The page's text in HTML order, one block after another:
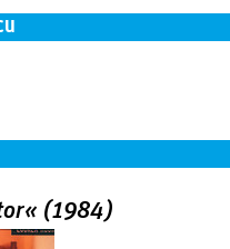
(1984)